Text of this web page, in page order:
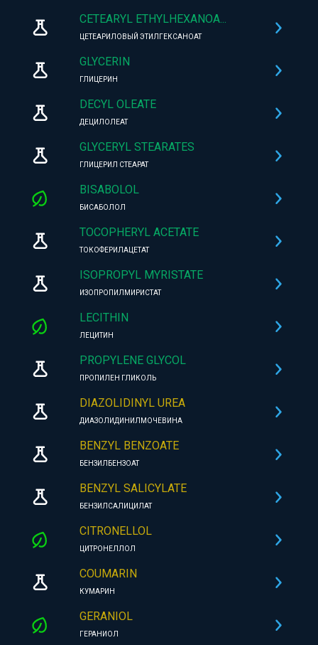
CETEARYL ETHYLHEXANOA...
ЦЕТЕАРИЛОВЫЙ ЭТИЛГЕКСАНОАТ
GLYCERIN
ГЛИЦЕРИН
DECYL OLEATE
ДЕЦИЛОЛЕАТ
GLYCERYL STEARATES
ГЛИЦЕРИЛ СТЕАРАТ
BISABOLOL
БИСАБОЛОЛ
TOCOPHERYL ACETATE
ТОКОФЕРИЛАЦЕТАТ
ISOPROPYL MYRISTATE
ИЗОПРОПИЛМИРИСТАТ
LECITHIN
ЛЕЦИТИН
PROPYLENE GLYCOL
ПРОПИЛЕН ГЛИКОЛЬ
DIAZOLIDINYL UREA
ДИАЗОЛИДИНИЛМОЧЕВИНА
BENZYL BENZOATE
БЕНЗИЛБЕНЗОАТ
BENZYL SALICYLATE
БЕНЗИЛСАЛИЦИЛАТ
CITRONELLOL
ЦИТРОНЕЛЛОЛ
COUMARIN
КУМАРИН
GERANIOL
ГЕРАНИОЛ